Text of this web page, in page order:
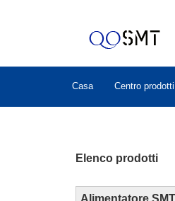
Casa Centro prodotti
Elenco prodotti
Alimentatore SMT